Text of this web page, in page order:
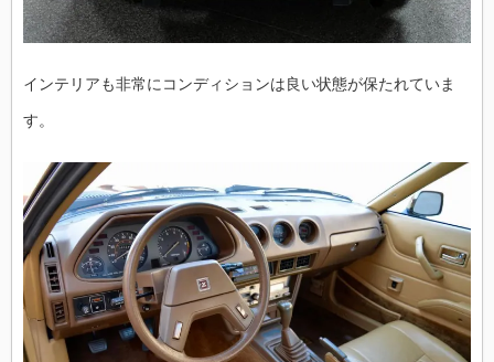
インテリアも非常にコンディションは良い状態が保たれていま
す。